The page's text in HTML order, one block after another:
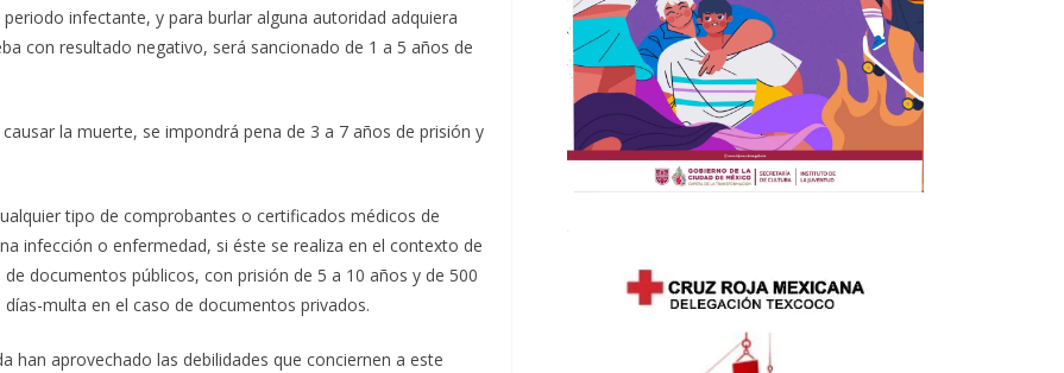
infectante, y para burlar alguna autoridad adquiera
con resultado negativo, será sancionado de 1 a 5 años de
la muerte, se impondrá pena de 3 a 7 años de prisión y
tipo de comprobantes o certificados médicos de
infección o enfermedad, si éste se realiza en el contexto de
documentos públicos, con prisión de 5 a 10 años y de 500
multa en el caso de documentos privados.
han aprovechado las debilidades que conciernen a este